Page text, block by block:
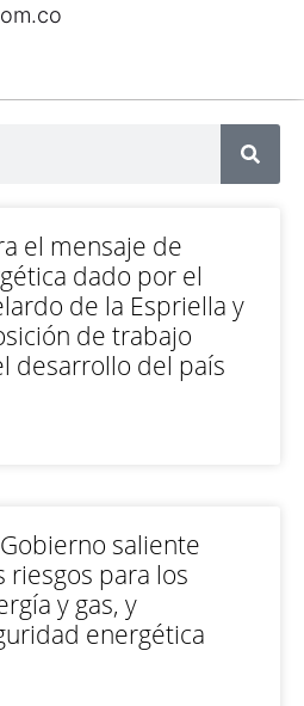
el mensaje de
dado por el
de la Espriella y
de trabajo
desarrollo del país
saliente
riesgos para los
y gas, y
energética